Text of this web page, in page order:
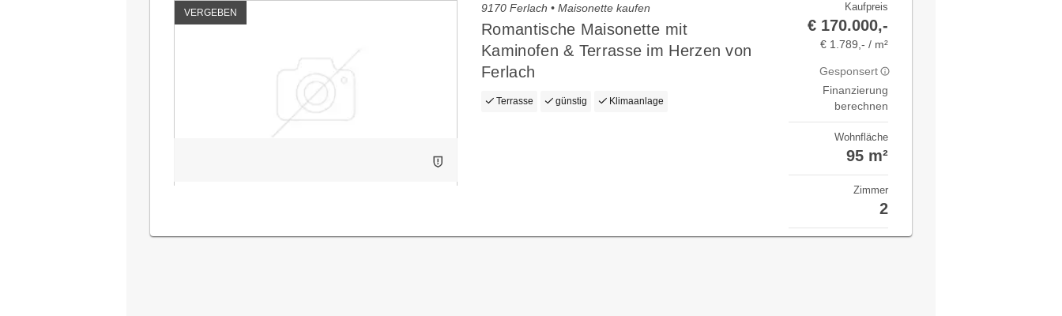
VERGEBEN 9170 Ferlach • Maisonette kaufen
Romantische Maisonette mit
Kaminofen & Terrasse im Herzen von
Ferlach
Terrasse günstig Klimaanlage
Kaufpreis
€ 170.000,-
€ 1.789,- / m²
Gesponsert
Finanzierung
berechnen
Wohnfläche
95 m²
Zimmer
2